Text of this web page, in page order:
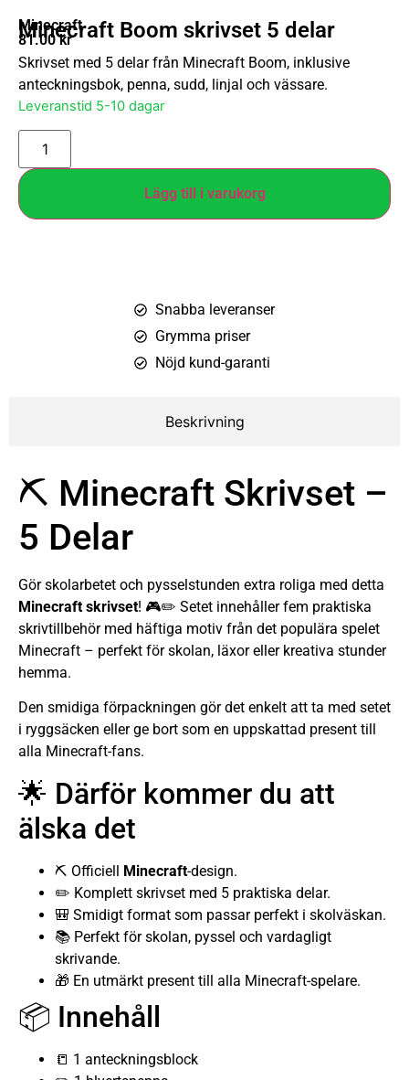
Minecraft
Minecraft Boom skrivset 5 delar
81.00kr
Skrivset med 5 delar från Minecraft Boom, inklusive
anteckningsbok, penna, sudd, linjal och vässare.
Leveranstid 5-10 dagar
Lägg till i varukorg
Snabba leveranser
Grymma priser
Nöjd kund-garanti
Beskrivning
⛏️ Minecraft Skrivset –
5 Delar
Gör skolarbetet och pysselstunden extra roliga med detta
Minecraft skrivset! 🎮✏️ Setet innehåller fem praktiska
skrivtillbehör med häftiga motiv från det populära spelet
Minecraft – perfekt för skolan, läxor eller kreativa stunder
hemma.
Den smidiga förpackningen gör det enkelt att ta med setet
i ryggsäcken eller ge bort som en uppskattad present till
alla Minecraft-fans.
🌟 Därför kommer du att
älska det
⛏️ Officiell Minecraft-design.
✏️ Komplett skrivset med 5 praktiska delar.
🎒 Smidigt format som passar perfekt i skolväskan.
📚 Perfekt för skolan, pyssel och vardagligt
skrivande.
🎁 En utmärkt present till alla Minecraft-spelare.
📦 Innehåll
📒 1 anteckningsblock